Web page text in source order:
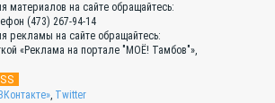
материалов на сайте обращайтесь:
(473) 267-94-14
рекламы на сайте обращайтесь:
«Реклама на портале "МОЁ! Тамбов"»,
, Twitter